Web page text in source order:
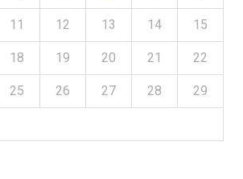
11 12 13 14 15
18 19 20 21 22
25 26 27 28 29